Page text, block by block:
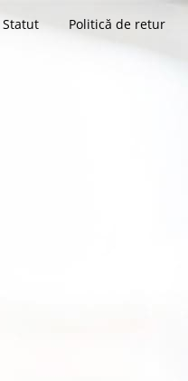
Statut Politică de retur